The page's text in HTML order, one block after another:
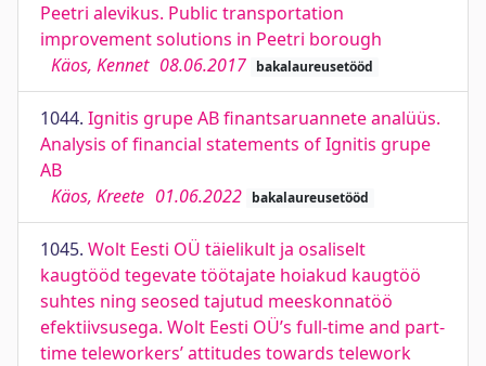
Peetri alevikus. Public transportation
improvement solutions in Peetri borough
Käos, Kennet 08.06.2017 bakalaureusetööd
1044. Ignitis grupe AB finantsaruannete analüüs.
Analysis of financial statements of Ignitis grupe
AB
Käos, Kreete 01.06.2022 bakalaureusetööd
1045. Wolt Eesti OÜ täielikult ja osaliselt
kaugtööd tegevate töötajate hoiakud kaugtöö
suhtes ning seosed tajutud meeskonnatöö
efektiivsusega. Wolt Eesti OÜ’s full-time and part-
time teleworkers’ attitudes towards telework